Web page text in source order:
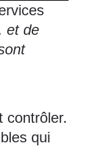
et de
contrôler.
qui